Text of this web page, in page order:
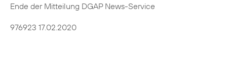
Ende der Mitteilung DGAP News-Service
976923 17.02.2020